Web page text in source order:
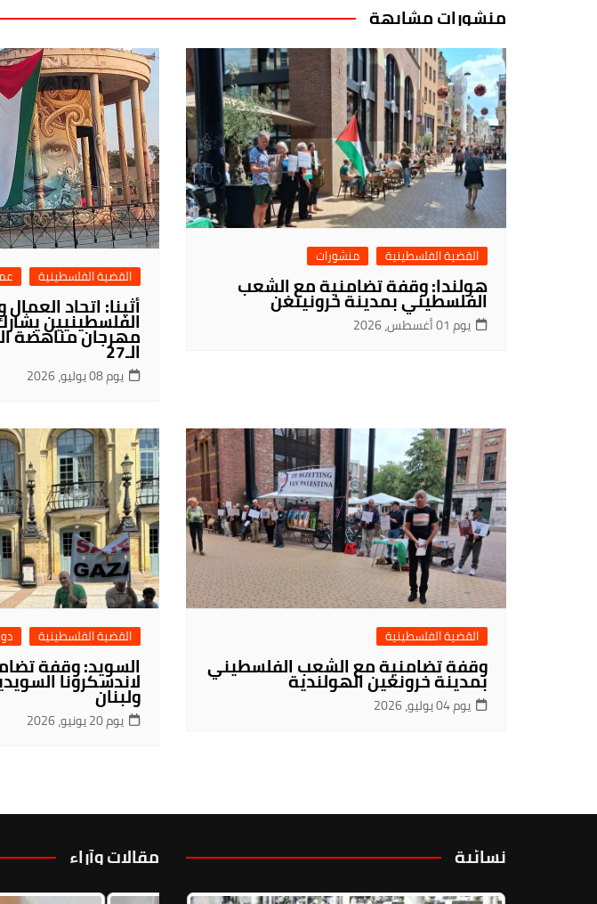
منشورات مشابهة
القضية الفلسطينية منشورات
هولندا: وقفة تضامنية مع الشعب
الفلسطيني بمدينة خرونينغن
يوم 01 أغسطس، 2026
القضية الفلسطينية
أثينا: اتحاد
الفلسطينيين
مهرجان مناهضة
الـ27
يوم 08 يوليو، 2026
القضية الفلسطينية
وقفة تضامنية مع الشعب الفلسطيني
بمدينة خرونغين الهولندية
يوم 04 يوليو، 2026
القضية الفلسطينية
السويد: وقفة
لاندسكرونا
ولبنان
يوم 20 يونيو، 2026
نسائية مقالات وآراء